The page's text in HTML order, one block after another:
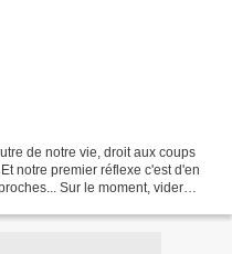
de notre vie, droit aux coups
notre premier réflexe c'est d'en
Sur le moment, vider